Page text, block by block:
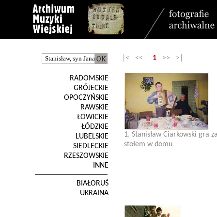
RADOMSKIE
GRÓJECKIE
OPOCZYŃSKIE
RAWSKIE
ŁOWICKIE
ŁÓDZKIE
LUBELSKIE
SIEDLECKIE
RZESZOWSKIE
INNE
BIAŁORUŚ
UKRAINA
|< << 1 >> >|
1. Stanisław Ciarkowski gra
stołem w domu